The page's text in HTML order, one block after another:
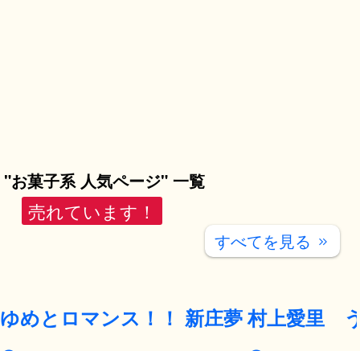
"お菓子系 人気ページ" 一覧
売れています！
すべてを見る keyboard_double_arrow_right
ゆめとロマンス！！ 新庄夢村上愛里